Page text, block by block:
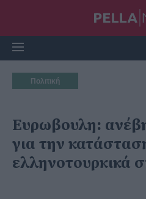
Πολιτική
Ευρωβουλη:
για την
ελληνοτουρκικά